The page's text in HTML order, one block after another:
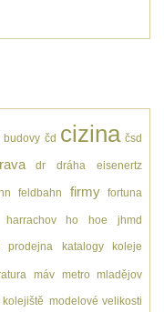
budovy čd cizina čsd
dr dráha eisenertz
feldbahn firmy fortuna
harrachov ho hoe jhmd
prodejna katalogy koleje
máv metro mladějov
modelové velikosti